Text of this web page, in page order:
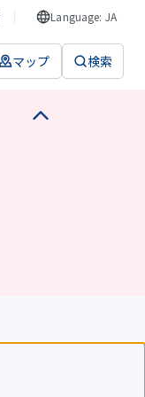
Language: JA
マップ 検索